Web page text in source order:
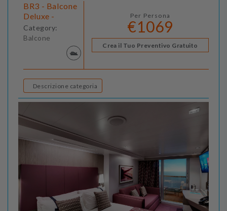
BR3 - Balcone
Deluxe -
Category:
Balcone
Per Persona
€1069
Crea il Tuo Preventivo Gratuito
Descrizione categoria